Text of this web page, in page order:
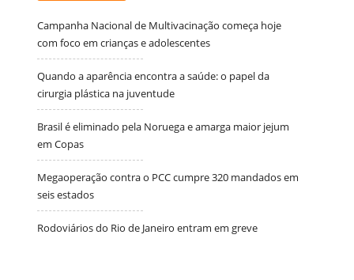
Campanha Nacional de Multivacinação começa hoje
com foco em crianças e adolescentes
Quando a aparência encontra a saúde: o papel da
cirurgia plástica na juventude
Brasil é eliminado pela Noruega e amarga maior jejum
em Copas
Megaoperação contra o PCC cumpre 320 mandados em
seis estados
Rodoviários do Rio de Janeiro entram em greve